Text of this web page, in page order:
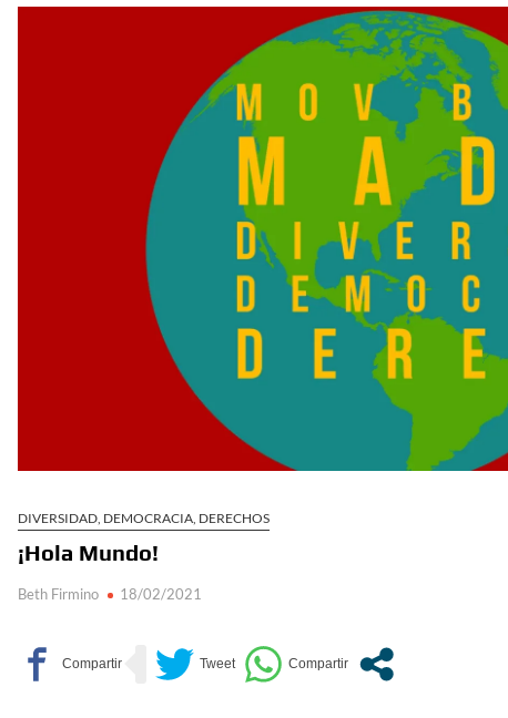
DIVERSIDAD, DEMOCRACIA, DERECHOS
¡Hola Mundo!
Beth Firmino 18/02/2021